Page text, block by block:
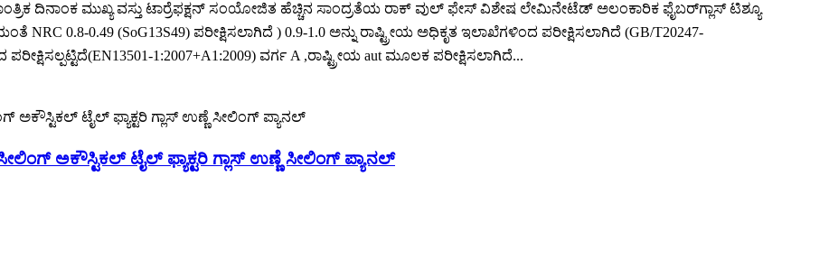
ದಿನಾಂಕ ಮುಖ್ಯ ವಸ್ತು ಟಾರ್ರೆಫಕ್ಷನ್ ಸಂಯೋಜಿತ ಹೆಚ್ಚಿನ ಸಾಂದ್ರತೆಯ ರಾಕ್ ವುಲ್ ಫೇಸ್ ವಿಶೇಷ ಲೇಮಿನೇಟೆಡ್ ಅಲಂಕಾರಿಕ ಫೈಬರ್‌ಗ್ಲಾಸ್ ಟಿಶ್ಯೂ
NRC 0.8-0.49 (SoG13S49) ಪರೀಕ್ಷಿಸಲಾಗಿದೆ ) 0.9-1.0 ಅನ್ನು ರಾಷ್ಟ್ರೀಯ ಅಧಿಕೃತ ಇಲಾಖೆಗಳಿಂದ ಪರೀಕ್ಷಿಸಲಾಗಿದೆ (GB/T20247-
1:2007+A1:2009) ವರ್ಗ A ,ರಾಷ್ಟ್ರೀಯ aut ಮೂಲಕ ಪರೀಕ್ಷಿಸಲಾಗಿದೆ...
ಅಕೌಸ್ಟಿಕಲ್ ಟೈಲ್ ಫ್ಯಾಕ್ಟರಿ ಗ್ಲಾಸ್ ಉಣ್ಣೆ ಸೀಲಿಂಗ್ ಪ್ಯಾನಲ್